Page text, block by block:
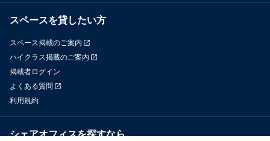
スペースを貸したい方
スペース掲載のご案内
ハイクラス掲載のご案内
掲載者ログイン
よくある質問
利用規約
シェアオフィスを探すなら